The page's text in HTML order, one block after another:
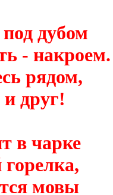
дубом
- накроем.
рядом,
друг!
в чарке
мовы